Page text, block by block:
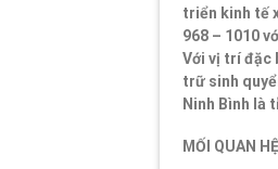
triển kinh tế
968 – 1010
Với vị trí đặc
trữ sinh
Ninh Bình là
MỐI QUAN